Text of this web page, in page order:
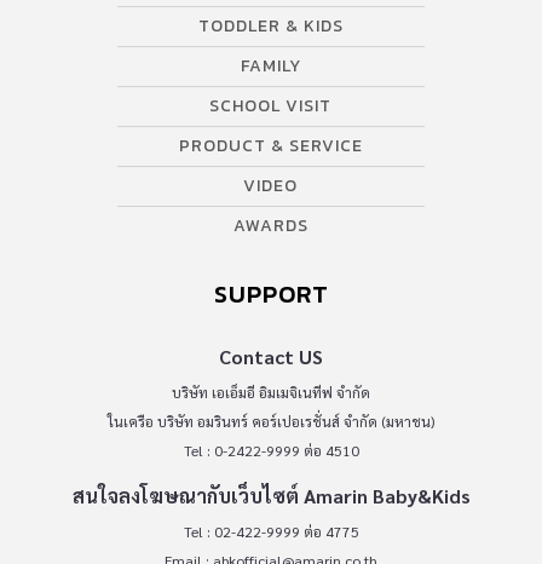
TODDLER & KIDS
FAMILY
SCHOOL VISIT
PRODUCT & SERVICE
VIDEO
AWARDS
SUPPORT
Contact US
บริษัท เอเอ็มอี อิมเมจิเนทีฟ จำกัด
ในเครือ บริษัท อมรินทร์ คอร์เปอเรชั่นส์ จำกัด (มหาชน)
Tel : 0-2422-9999 ต่อ 4510
สนใจลงโฆษณากับเว็บไซต์ Amarin Baby&Kids
Tel : 02-422-9999 ต่อ 4775
Email : abkofficial@amarin.co.th